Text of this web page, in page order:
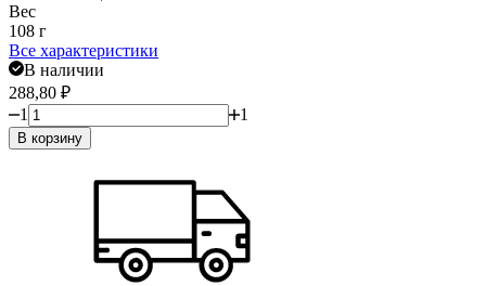
Вес
108 г
Все характеристики
В наличии
288,80 ₽
1
1
В корзину